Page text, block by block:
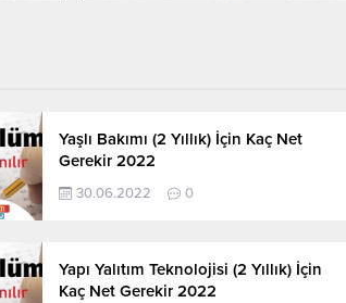
Yaşlı Bakımı (2 Yıllık) İçin Kaç Net
Gerekir 2022
30.06.2022 0
Yapı Yalıtım Teknolojisi (2 Yıllık) İçin
Kaç Net Gerekir 2022